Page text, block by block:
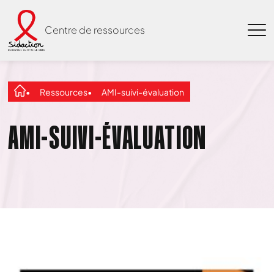
Centre de ressources
Ressources AMI-suivi-évaluation
AMI-SUIVI-ÉVALUATION